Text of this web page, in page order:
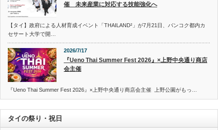
催 未来産業に対応する技能強化へ
【タイ】政府による人材育成イベント「THAILAND²」が7月21日、バンコク都内カ
セサート大学で開…
2026/7/17
『Ueno Thai Summer Fest 2026』×上野中央通り商店
会主催
『Ueno Thai Summer Fest 2026』×上野中央通り商店会主催 上野公園がもっ…
タイの祭り・祝日